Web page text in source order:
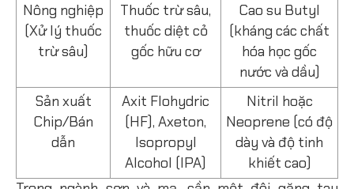
Nông nghiệp
(Xử lý thuốc
trừ sâu)
Thuốc trừ sâu,
thuốc diệt cỏ
gốc hữu cơ
Cao su Butyl
(kháng các chất
hóa học gốc
nước và dầu)
Sản xuất
Chip/Bán
dẫn
Axit Flohydric
(HF), Axeton,
Isopropyl
Alcohol (IPA)
Nitril hoặc
Neoprene (có độ
dày và độ tinh
khiết cao)